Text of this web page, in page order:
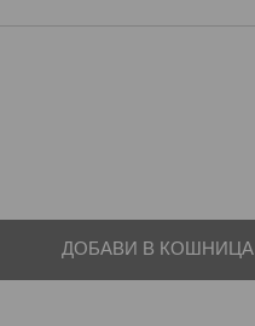
ДОБАВИ В КОШНИЦА